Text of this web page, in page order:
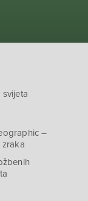
–
zraka